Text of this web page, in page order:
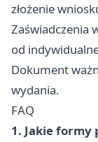
złożenie
Zaświadczenia
od
Dokument
wydania.
FAQ
1. Jakie formy